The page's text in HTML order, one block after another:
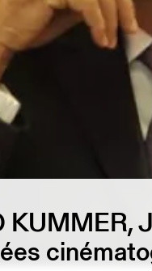
KUMMER,